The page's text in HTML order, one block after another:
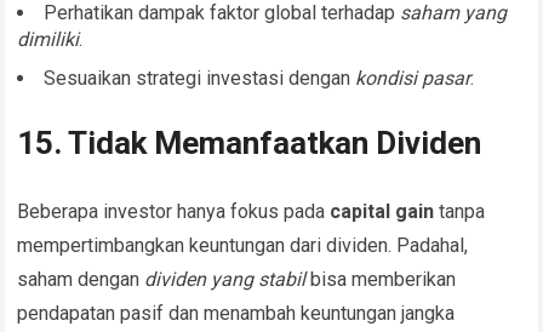
Perhatikan dampak faktor global terhadap saham yang
dimiliki.
Sesuaikan strategi investasi dengan kondisi pasar.
15. Tidak Memanfaatkan Dividen
Beberapa investor hanya fokus pada capital gain tanpa
mempertimbangkan keuntungan dari dividen. Padahal,
saham dengan dividen yang stabilbisa memberikan
pendapatan pasif dan menambah keuntungan jangka